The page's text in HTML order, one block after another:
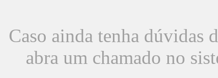
Caso ainda tenha dúvidas
abra um chamado no